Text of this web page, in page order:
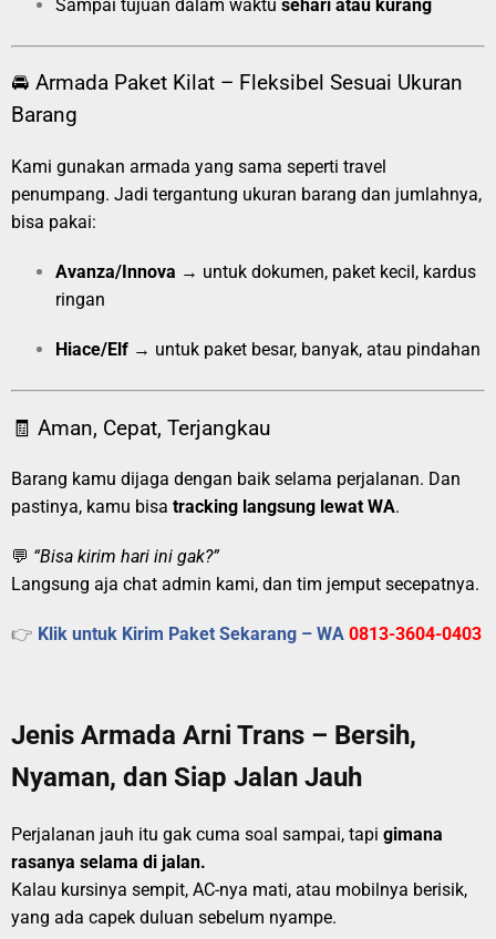
Sampai tujuan dalam waktu sehari atau kurang
🚘 Armada Paket Kilat – Fleksibel Sesuai Ukuran
Barang
Kami gunakan armada yang sama seperti travel
penumpang. Jadi tergantung ukuran barang dan jumlahnya,
bisa pakai:
Avanza/Innova → untuk dokumen, paket kecil, kardus
ringan
Hiace/Elf → untuk paket besar, banyak, atau pindahan
🧾 Aman, Cepat, Terjangkau
Barang kamu dijaga dengan baik selama perjalanan. Dan
pastinya, kamu bisa tracking langsung lewat WA.
💬 “Bisa kirim hari ini gak?”
Langsung aja chat admin kami, dan tim jemput secepatnya.
👉 Klik untuk Kirim Paket Sekarang – WA 0813-3604-0403
Jenis Armada Arni Trans – Bersih,
Nyaman, dan Siap Jalan Jauh
Perjalanan jauh itu gak cuma soal sampai, tapi gimana
rasanya selama di jalan.
Kalau kursinya sempit, AC-nya mati, atau mobilnya berisik,
yang ada capek duluan sebelum nyampe.